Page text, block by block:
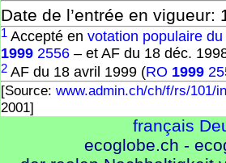
Date de l’entrée en vigueur:
1 Accepté en votation populaire
1999 2556 – et AF du 18 déc.
2 AF du 18 avril 1999 (RO 1999
[Source: www.admin.ch/ch/f/rs/101/
2001]
français
ecoglobe.ch -